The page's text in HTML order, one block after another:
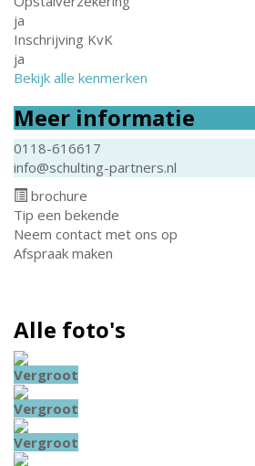
ja
Inschrijving KvK
ja
Bekijk alle kenmerken
Meer informatie
0118-616617
info@schulting-partners.nl
brochure
Tip een bekende
Neem contact met ons op
Afspraak maken
Alle foto's
Vergroot
Vergroot
Vergroot